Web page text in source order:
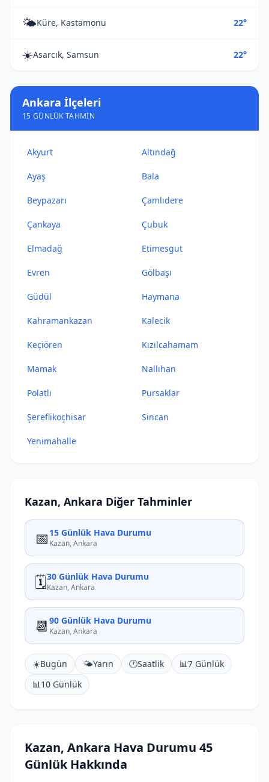
🌤️Küre, Kastamonu 22°
☀️Asarcık, Samsun 22°
Ankara İlçeleri
15 GÜNLÜK TAHMIN
Akyurt Altındağ
Ayaş Bala
Beypazarı Çamlıdere
Çankaya Çubuk
Elmadağ Etimesgut
Evren Gölbaşı
Güdül Haymana
Kahramankazan Kalecik
Keçiören Kızılcahamam
Mamak Nallıhan
Polatlı Pursaklar
Şereflikoçhisar Sincan
Yenimahalle
Kazan, Ankara Diğer Tahminler
📅 15 Günlük Hava Durumu
Kazan, Ankara
🗓️30 Günlük Hava Durumu
Kazan, Ankara
📆 90 Günlük Hava Durumu
Kazan, Ankara
☀️Bugün 🌤️Yarın 🕐Saatlik 📊7 Günlük
📊10 Günlük
Kazan, Ankara Hava Durumu 45
Günlük Hakkında